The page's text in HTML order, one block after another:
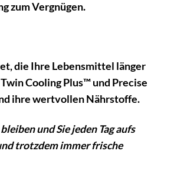
zum Vergnügen.
die Ihre Lebensmittel länger
Cooling Plus™ und Precise
ihre wertvollen Nährstoffe.
und Sie jeden Tag aufs
trotzdem immer frische